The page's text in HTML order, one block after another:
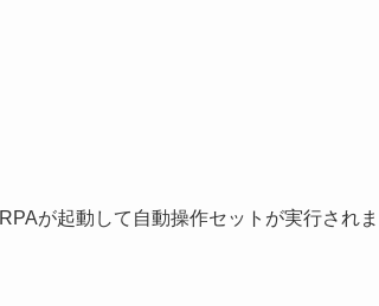
が起動して自動操作セットが実行されま